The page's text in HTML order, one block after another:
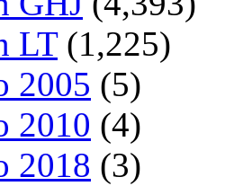
LT(1,225)
2005 (5)
2010 (4)
2018 (3)